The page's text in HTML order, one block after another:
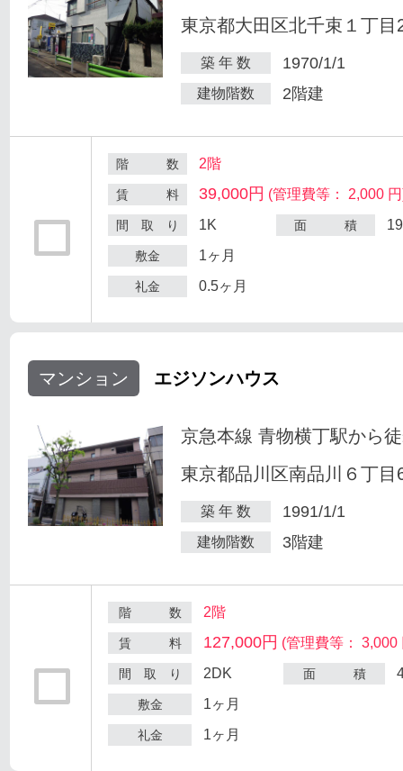
東京都大田区北千束１丁目
築 年 数 1970/1/1
建物階数 2階建
階 数 2階
賃 料 39,000円 (管理費等： 2,000
間 取 り 1K 面 積
敷金 1ヶ月
礼金 0.5ヶ月
マンション エジソンハウス
京急本線 青物横丁駅から
東京都品川区南品川６丁目
築 年 数 1991/1/1
建物階数 3階建
階 数 2階
賃 料 127,000円 (管理費等： 3,000
間 取 り 2DK 面 積
敷金 1ヶ月
礼金 1ヶ月